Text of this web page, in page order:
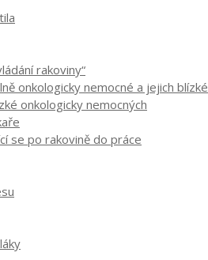
rakoviny“
onkologicky nemocné a jejich blízké
onkologicky nemocných
se po rakovině do práce